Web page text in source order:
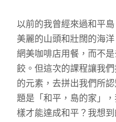
以前的我曾經來過和平
美麗的山頭和壯闊的海
網美咖啡店用餐，而不
餃。但這次的課程讓我
的元素，去拼出我們所
題是「和平，島的家」
樣才能達成和平？我想